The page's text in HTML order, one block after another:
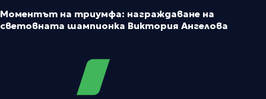
Моментът на триумфа: награждаване на
световната шампионка Виктория Ангелова